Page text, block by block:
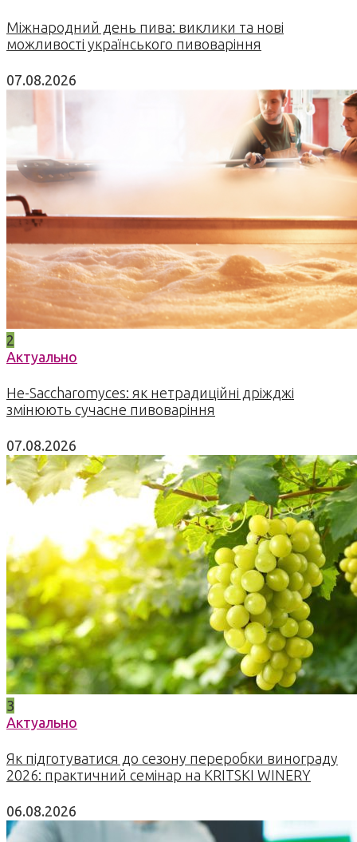
Міжнародний день пива: виклики та нові
можливості українського пивоваріння
07.08.2026
2
Актуально
Не-Saccharomyces: як нетрадиційні дріжджі
змінюють сучасне пивоваріння
07.08.2026
3
Актуально
Як підготуватися до сезону переробки винограду
2026: практичний семінар на KRITSKI WINERY
06.08.2026